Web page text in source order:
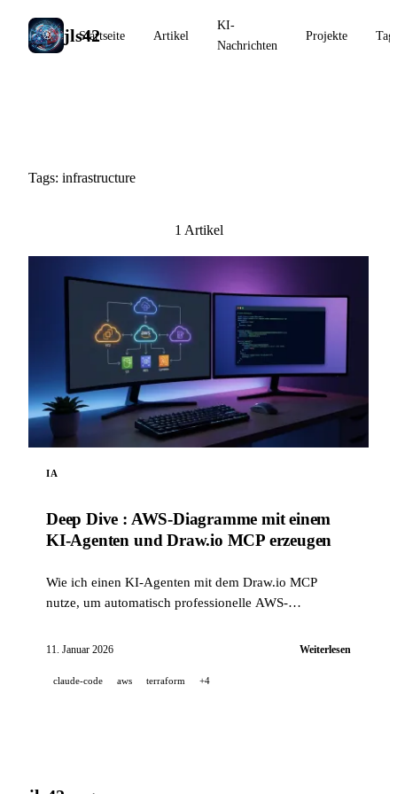
jls42
Startseite Artikel
KI-
Nachrichten
Projekte
Tags: infrastructure
1 Artikel
IA
Deep Dive : AWS-Diagramme mit einem
KI-Agenten und Draw.io MCP erzeugen
Wie ich einen KI-Agenten mit dem Draw.io MCP
nutze, um automatisch professionelle AWS-
11. Januar 2026 Weiterlesen
claude-code aws terraform +4